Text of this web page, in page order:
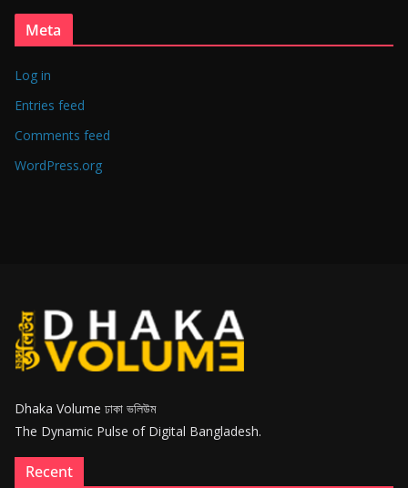
Meta
Log in
Entries feed
Comments feed
WordPress.org
Dhaka Volume ঢাকা ভলিউম
The Dynamic Pulse of Digital Bangladesh.
Recent